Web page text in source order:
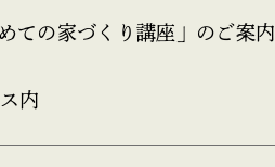
ての家づくり講座」のご案内
内